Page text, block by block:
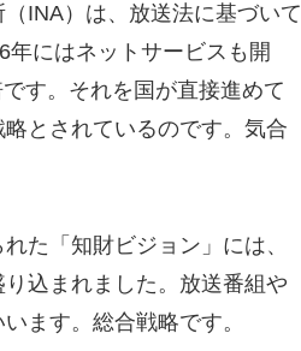
INA）は、放送法に基づいて
にはネットサービスも開
す。それを国が直接進めて
とされているのです。気合
た「知財ビジョン」には、
込まれました。放送番組や
ます。総合戦略です。